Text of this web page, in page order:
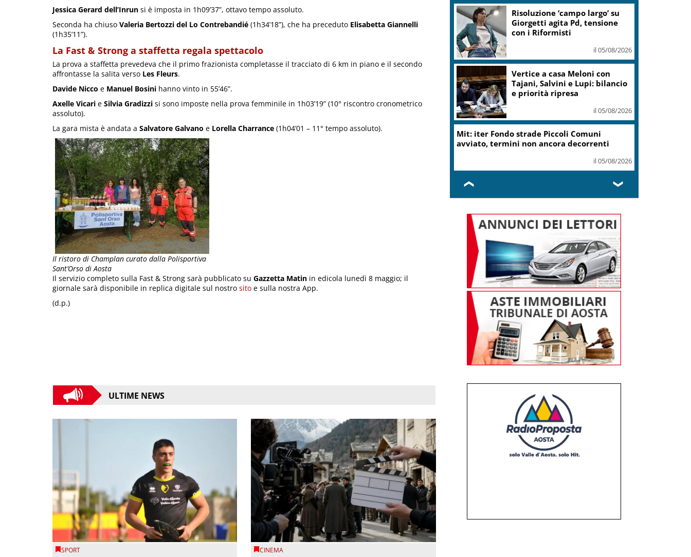
Jessica Gerard dell’Inrun si è imposta in 1h09’37”, ottavo tempo assoluto.
Seconda ha chiuso Valeria Bertozzi del Lo Contrebandié (1h34’18”), che ha preceduto Elisabetta Giannelli
(1h35’11”).
La Fast & Strong a staffetta regala spettacolo
La prova a staffetta prevedeva che il primo frazionista completasse il tracciato di 6 km in piano e il secondo
affrontasse la salita verso Les Fleurs.
Davide Nicco e Manuel Bosini hanno vinto in 55’46”.
Axelle Vicari e Silvia Gradizzi si sono imposte nella prova femminile in 1h03’19” (10° riscontro cronometrico
assoluto).
La gara mista è andata a Salvatore Galvano e Lorella Charrance (1h04’01 – 11° tempo assoluto).
Il ristoro di Champlan curato dalla Polisportiva
Sant’Orso di Aosta
Il servizio completo sulla Fast & Strong sarà pubblicato su Gazzetta Matin in edicola lunedì 8 maggio; il
giornale sarà disponibile in replica digitale sul nostro sito e sulla nostra App.
(d.p.)
ULTIME NEWS
SPORT CINEMA
Banco Bpm, Castagna: Agricole
Italia? Valuteremo, ritengo
fusione molto solida
il 05/08/2026
Conti pubblici, Governo
incassa sì su clausola Ue. Lega
ottiene modifica a risoluzione
il 05/08/2026
Delmastro, Camera dice no a
uso chat con Caroccia: in aula
il 05/08/2026